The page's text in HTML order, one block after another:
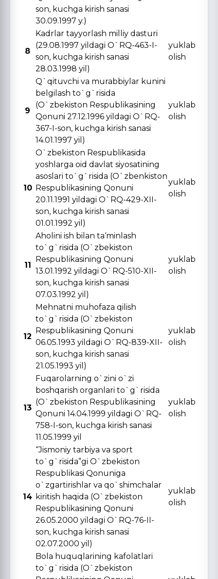
son, kuchga kirish sanasi
30.09.1997 y.)
8
Kadrlar tayyorlash milliy dasturi
(29.08.1997 yildagi O`RQ-463-I-
son, kuchga kirish sanasi
28.03.1998 yil)
yuklab
olish
9
Q`qituvchi va murabbiylar kunini
belgilash to`g`risida
(O`zbekiston Respublikasining
Qonuni 27.12.1996 yildagi O`RQ-
367-I-son, kuchga kirish sanasi
14.01.1997 yil)
yuklab
olish
10
O`zbekiston Respublikasida
yoshlarga oid davlat siyosatining
asoslari to`g`risida (O`zbenkiston
Respublikasining Qonuni
20.11.1991 yildagi O`RQ-429-XII-
son, kuchga kirish sanasi
01.01.1992 yil)
yuklab
olish
11
Aholini ish bilan ta‘minlash
to`g`risida (O`zbekiston
Respublikasining Qonuni
13.01.1992 yildagi O`RQ-510-XII-
son, kuchga kirish sanasi
07.03.1992 yil)
yuklab
olish
12
Mehnatni muhofaza qilish
to`g`risida (O`zbekiston
Respublikasining Qonuni
06.05.1993 yildagi O`RQ-839-XII-
son, kuchga kirish sanasi
21.05.1993 yil)
yuklab
olish
13
Fuqarolarning o`zini o`zi
boshqarish organlari to`g`risida
(O`zbekiston Respublikasining
Qonuni 14.04.1999 yildagi O`RQ-
758-I-son, kuchga kirish sanasi
11.05.1999 yil
yuklab
olish
14
“Jismoniy tarbiya va sport
to`g`risida”gi O`zbekiston
Respublikasi Qonuniga
o`zgartirishlar va qo`shimchalar
kiritish haqida (O`zbekiston
Respublikasining Qonuni
26.05.2000 yildagi O`RQ-76-II-
son, kuchga kirish sanasi
02.07.2000 yil)
yuklab
olish
Bola huquqlarining kafolatlari
to`g`risida (O`zbekiston